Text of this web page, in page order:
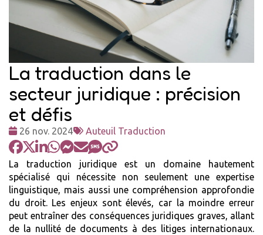
La traduction dans le
secteur juridique : précision
et défis
Date
:
26 nov. 2024
Tags
:
Auteuil Traduction
La traduction juridique est un domaine hautement
spécialisé qui nécessite non seulement une expertise
linguistique, mais aussi une compréhension approfondie
du droit. Les enjeux sont élevés, car la moindre erreur
peut entraîner des conséquences juridiques graves, allant
de la nullité de documents à des litiges internationaux.